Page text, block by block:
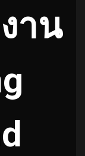
าน